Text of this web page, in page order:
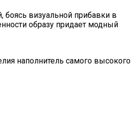
визуальной прибавки в
образу придает модный
наполнитель самого высокого